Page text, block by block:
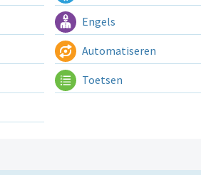
Engels
Automatiseren
Toetsen